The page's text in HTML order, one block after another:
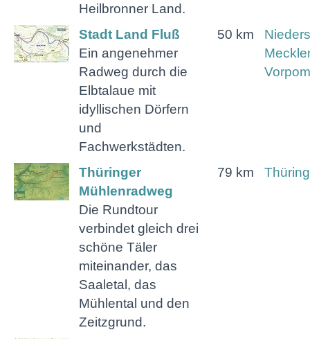
Heilbronner Land.
Stadt Land Fluß
Ein angenehmer
Radweg durch die
Elbtalaue mit
idyllischen Dörfern
und
Fachwerkstädten.
50 km
Thüringer
Mühlenradweg
Die Rundtour
verbindet gleich drei
schöne Täler
miteinander, das
Saaletal, das
Mühlental und den
Zeitzgrund.
79 km